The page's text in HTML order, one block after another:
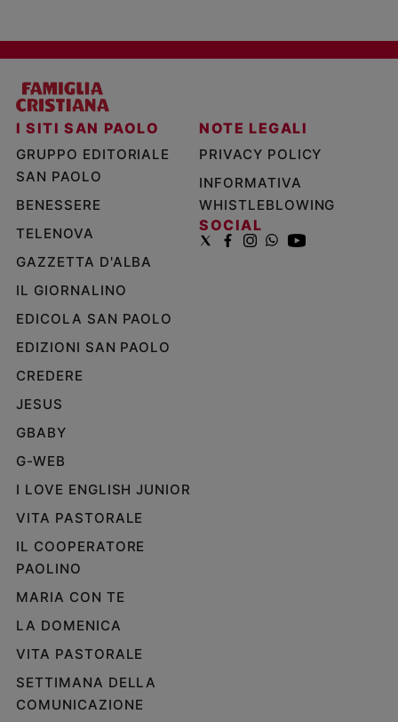
I SITI SAN PAOLO
GRUPPO EDITORIALE
SAN PAOLO
BENESSERE
TELENOVA
GAZZETTA D'ALBA
IL GIORNALINO
EDICOLA SAN PAOLO
EDIZIONI SAN PAOLO
CREDERE
JESUS
GBABY
G-WEB
I LOVE ENGLISH JUNIOR
VITA PASTORALE
IL COOPERATORE
PAOLINO
MARIA CON TE
LA DOMENICA
VITA PASTORALE
SETTIMANA DELLA
COMUNICAZIONE
NOTE LEGALI
PRIVACY POLICY
INFORMATIVA
WHISTLEBLOWING
SOCIAL